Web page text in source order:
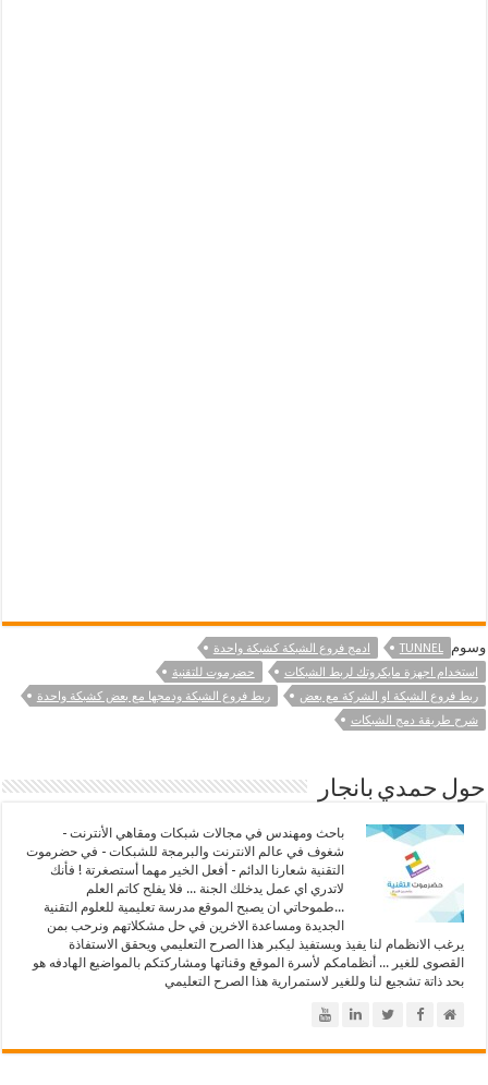
وسوم TUNNEL
ادمج فروع الشبكة كشبكة واحدة
استخدام اجهزة مايكروتك لربط الشبكات
حضرموت للتقنية
ربط فروع الشبكة او الشركة مع بعض
ربط فروع الشبكة ودمجها مع بعض كشبكة واحدة
شرح طريقة دمج الشبكات
حول حمدي بانجار
باحث ومهندس في مجالات شبكات ومقاهي الأنترنت -
شغوف في عالم الانترنت والبرمجة للشبكات - في حضرموت
التقنية شعارنا الدائم - أفعل الخير مهما أستصغرتة ! فأنك
لاتدري اي عمل يدخلك الجنة ... فلا يفلح كاتم العلم
...طموحاتي ان يصبح الموقع مدرسة تعليمية للعلوم التقنية
الجديدة ومساعدة الاخرين في حل مشكلاتهم ونرحب بمن
يرغب الانظمام لنا يفيذ ويستفيذ ليكبر هذا الصرح التعليمي ويحقق الاستفاذة
القصوى للغير ... أنظمامكم لأسرة الموقع وقناتها ومشاركتكم بالمواضيع الهادفه هو
بحد ذاتة تشجيع لنا وللغير لاستمرارية هذا الصرح التعليمي